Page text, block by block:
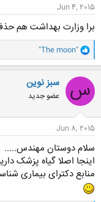
Jun 4, 2015
برا وزارت بهداشت هم
و
ا
ک
ن
ش
ه
ا
"The moon"
س سبز نوین
عضو جدید
Jun 8, 2015
سلام دوستان مهندس.....
اینجا اصلا گیاه پزشک
منابع دکترای بیماری